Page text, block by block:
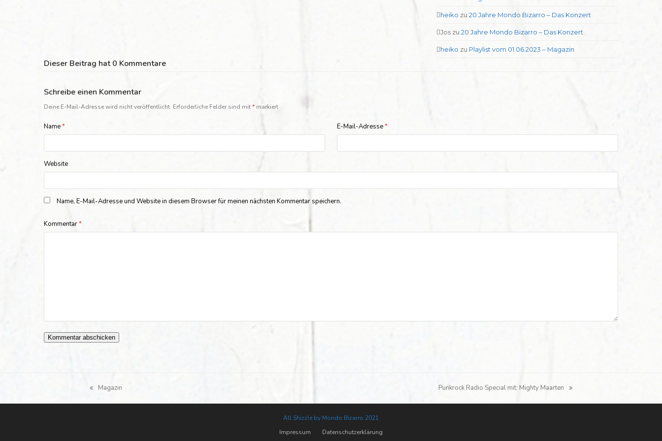
heiko zu20 Jahre Mondo Bizarro – Das Konzert
Jos zu20 Jahre Mondo Bizarro – Das Konzert
heiko zu Playlist vom 01.06.2023 – Magazin
Dieser Beitrag hat 0 Kommentare
Schreibe einen Kommentar
Deine E-Mail-Adresse wird nicht veröffentlicht. Erforderliche Felder sind mit* markiert
Name* E-Mail-Adresse*
Website
Name, E-Mail-Adresse und Website in diesem Browser für meinen nächsten Kommentar speichern.
Kommentar*
vorheriger
Beitrag:
Magazin
Nächster
Beitrag:
Punkrock Radio Special mit: Mighty Maarten
All Shizzle by Mondo Bizarro 2021
Impressum
Datenschutzerklärung